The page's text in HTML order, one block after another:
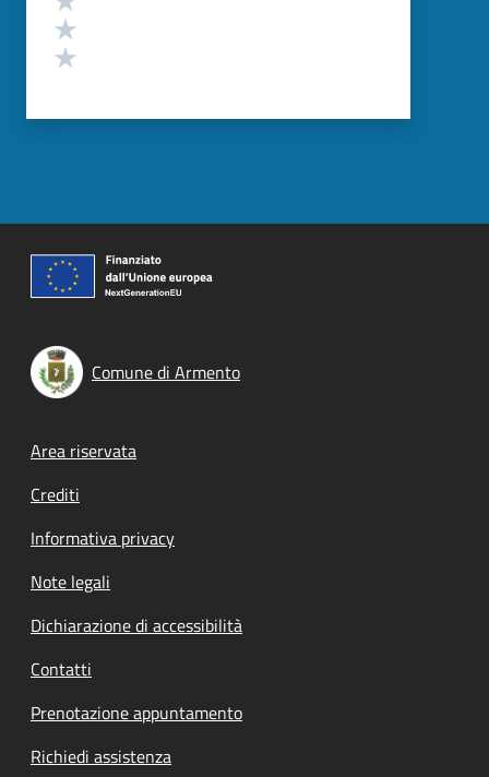
Comune di Armento
Footer menu
Area riservata
Crediti
Informativa privacy
Note legali
Dichiarazione di accessibilità
Contatti
Prenotazione appuntamento
Richiedi assistenza